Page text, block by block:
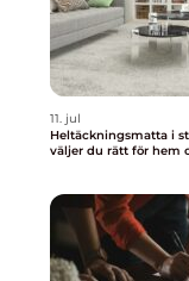
11. jul
Heltäckningsmatta i
väljer du rätt för hem